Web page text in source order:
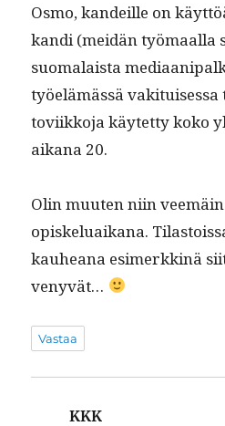
Osmo, kan­deille on
kan­di (mei­dän työ­maal­la
suo­ma­laista
työelämässä
tovi­ikko­ja käytet­ty koko
aikana 20.
Olin muuten niin
opiskelu­aikana.
kauheana esimerkkinä
venyvät…
Vastaa
KKK